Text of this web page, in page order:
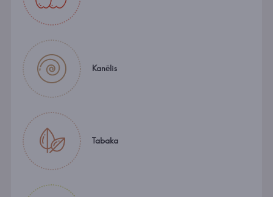
Kanēlis
Tabaka